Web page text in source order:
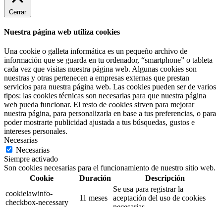
Cerrar
Nuestra página web utiliza cookies
Una cookie o galleta informática es un pequeño archivo de
información que se guarda en tu ordenador, “smartphone” o tableta
cada vez que visitas nuestra página web. Algunas cookies son
nuestras y otras pertenecen a empresas externas que prestan
servicios para nuestra página web. Las cookies pueden ser de varios
tipos: las cookies técnicas son necesarias para que nuestra página
web pueda funcionar. El resto de cookies sirven para mejorar
nuestra página, para personalizarla en base a tus preferencias, o para
poder mostrarte publicidad ajustada a tus búsquedas, gustos e
intereses personales.
Necesarias
Necesarias
Siempre activado
Son cookies necesarias para el funcionamiento de nuestro sitio web.
Cookie
Duración
Descripción
cookielawinfo-
checkbox-necessary
11 meses
Se usa para registrar la
aceptación del uso de cookies